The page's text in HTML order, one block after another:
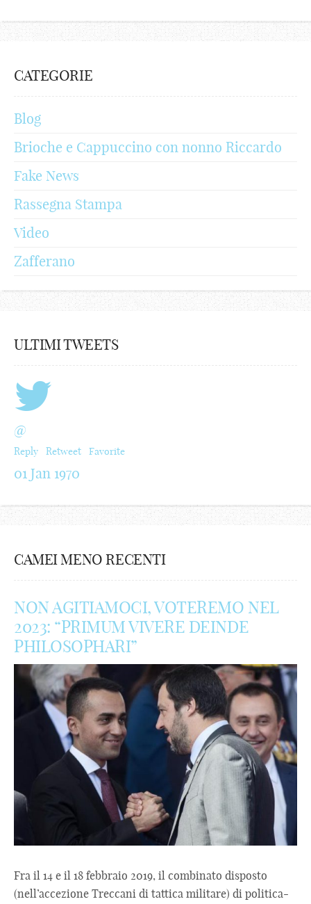
CATEGORIE
Blog
Brioche e Cappuccino con nonno Riccardo
Fake News
Rassegna Stampa
Video
Zafferano
ULTIMI TWEETS
@
Reply Retweet Favorite
01 Jan 1970
CAMEI MENO RECENTI
NON AGITIAMOCI, VOTEREMO NEL
2023: “PRIMUM VIVERE DEINDE
PHILOSOPHARI”
Fra il 14 e il 18 febbraio 2019, il combinato disposto
(nell’accezione Treccani di tattica militare) di politica-